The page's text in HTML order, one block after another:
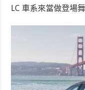
LC 車系來當做登場